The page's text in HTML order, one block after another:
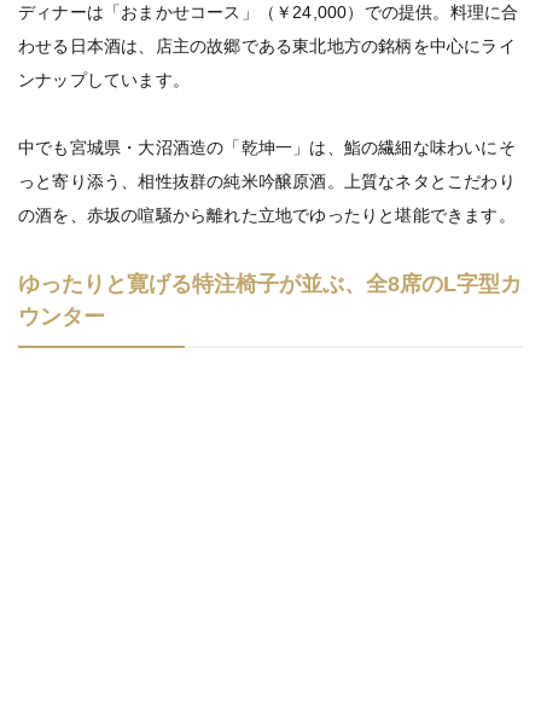
ディナーは「おまかせコース」（￥24,000）での提供。料理に合
わせる日本酒は、店主の故郷である東北地方の銘柄を中心にライ
ンナップしています。
中でも宮城県・大沼酒造の「乾坤一」は、鮨の繊細な味わいにそ
っと寄り添う、相性抜群の純米吟醸原酒。上質なネタとこだわり
の酒を、赤坂の喧騒から離れた立地でゆったりと堪能できます。
ゆったりと寛げる特注椅子が並ぶ、全8席のL字型カ
ウンター